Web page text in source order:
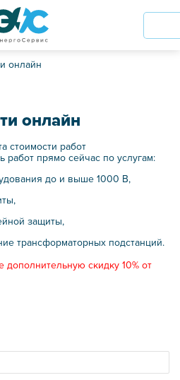
онлайн
онлайн
стоимости работ
работ прямо сейчас по услугам:
до и выше 1000 В,
защиты,
трансформаторных подстанций.
дополнительную скидку 10% от